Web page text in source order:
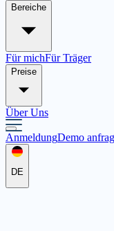
Bereiche
Für michFür Träger
Preise
Über Uns
AnmeldungDemo
DE